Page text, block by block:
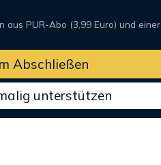
aus PUR-Abo (3,99 Euro) und einer
Abschließen
unterstützen